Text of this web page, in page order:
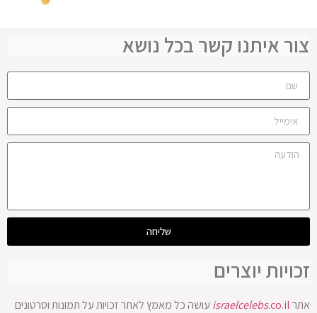
צור איתנו קשר בכל נושא
שליחה
זכויות יוצרים
אתר israelcelebs.co.il
עושה כל מאמץ לאתר זכויות על תמונות וסרטונים